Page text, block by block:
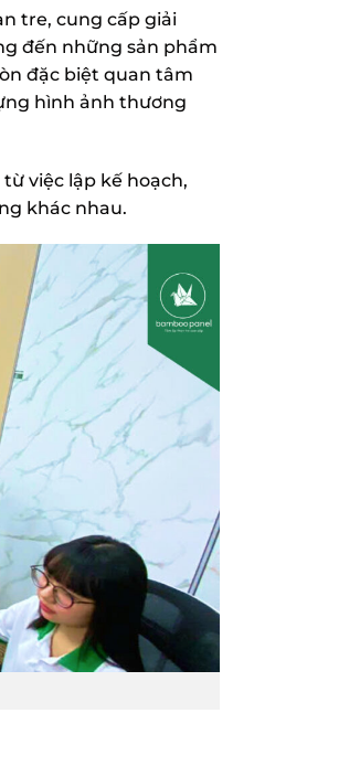
tre, cung cấp giải
đến những sản phẩm
đặc biệt quan tâm
hình ảnh thương
việc lập kế hoạch,
khác nhau.